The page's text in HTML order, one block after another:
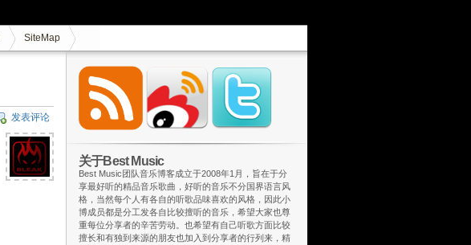
SiteMap
发表评论
关于Best Music
Best Music团队音乐博客成立于2008年1月，旨在于分
享最好听的精品音乐歌曲，好听的音乐不分国界语言风
格，当然每个人有各自的听歌品味喜欢的风格，因此小
博成员都是分工发各自比较擅听的音乐，希望大家也尊
重每位分享者的辛苦劳动。也希望有自己听歌方面比较
擅长和有独到来源的朋友也加入到分享者的行列来，精